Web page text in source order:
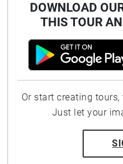
DOWNLOAD
THIS TOUR
Or start creating tours,
Just let your